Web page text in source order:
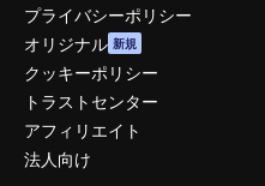
プライバシーポリシー
オリジナル 新規
クッキーポリシー
トラストセンター
アフィリエイト
法人向け